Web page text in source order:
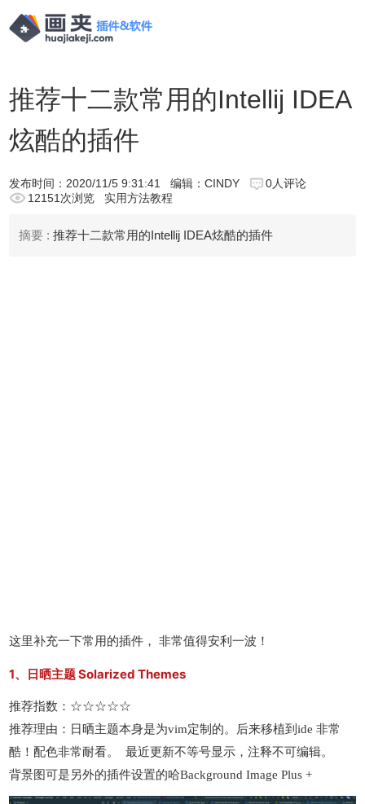
推荐十二款常用的Intellij IDEA
炫酷的插件
发布时间： 2020/11/5 9:31:41 编辑：CINDY
0人评论
12151次浏览
实用方法教程
摘要 : 推荐十二款常用的Intellij IDEA炫酷的插件
这里补充一下常用的插件， 非常值得安利一波！
1、日晒主题 Solarized Themes
推荐指数：☆☆☆☆☆
推荐理由：日晒主题本身是为vim定制的。后来移植到ide 非常
酷！配色非常耐看。 最近更新不等号显示，注释不可编辑。
背景图可是另外的插件设置的哈Background Image Plus +